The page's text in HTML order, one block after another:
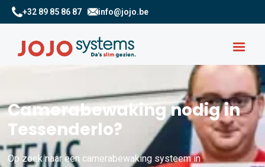
+32 89 85 86 87 info@jojo.be
Camerabewaking nodig in
Tessenderlo?
Op zoek naar een camerabewaking systeem in